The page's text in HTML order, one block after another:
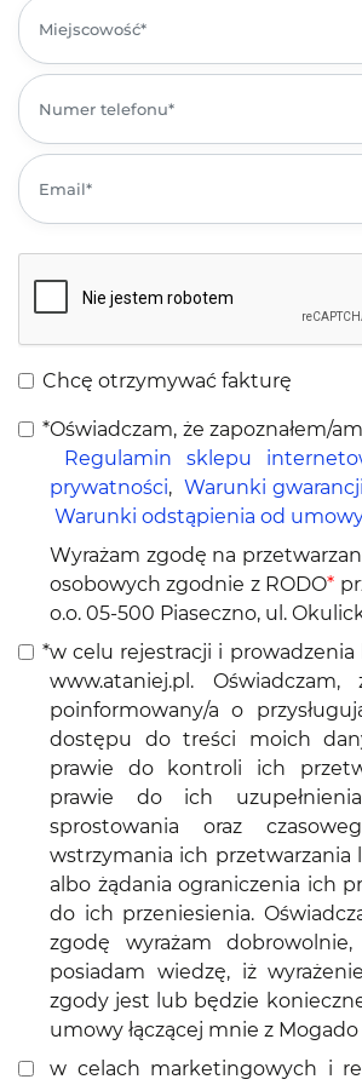
Chcę otrzymywać fakturę
*Oświadczam, że zapoznałem/
Regulamin sklepu
prywatności, Warunki
Warunki odstąpienia od umowy
Wyrażam zgodę na
osobowych zgodnie z RODO*
o.o. 05-500 Piaseczno, ul.
*w celu rejestracji i
www.ataniej.pl. Oświadczam,
poinformowany/a o
dostępu do treści moich
prawie do kontroli ich
prawie do ich
sprostowania oraz
wstrzymania ich przetwarzania
albo żądania ograniczenia ich
do ich przeniesienia.
zgodę wyrażam
posiadam wiedzę, iż
zgody jest lub będzie
umowy łączącej mnie z Mogado
w celach marketingowych i